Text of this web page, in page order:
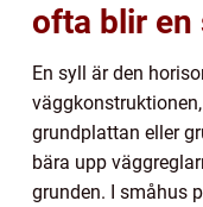
ofta blir en
En syll är den
grundplattan eller
bära upp
grunden. I småhus